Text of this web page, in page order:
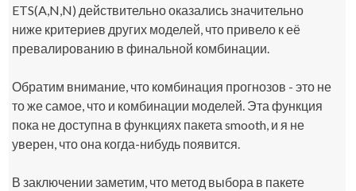
ETS(A,N,N) действительно оказались значительно
ниже критериев других моделей, что привело к её
превалированию в финальной комбинации.
Обратим внимание, что комбинация прогнозов - это не
то же самое, что и комбинации моделей. Эта функция
пока не доступна в функциях пакетаsmooth, и я не
уверен, что она когда-нибудь появится.
В заключении заметим, что метод выбора в пакете